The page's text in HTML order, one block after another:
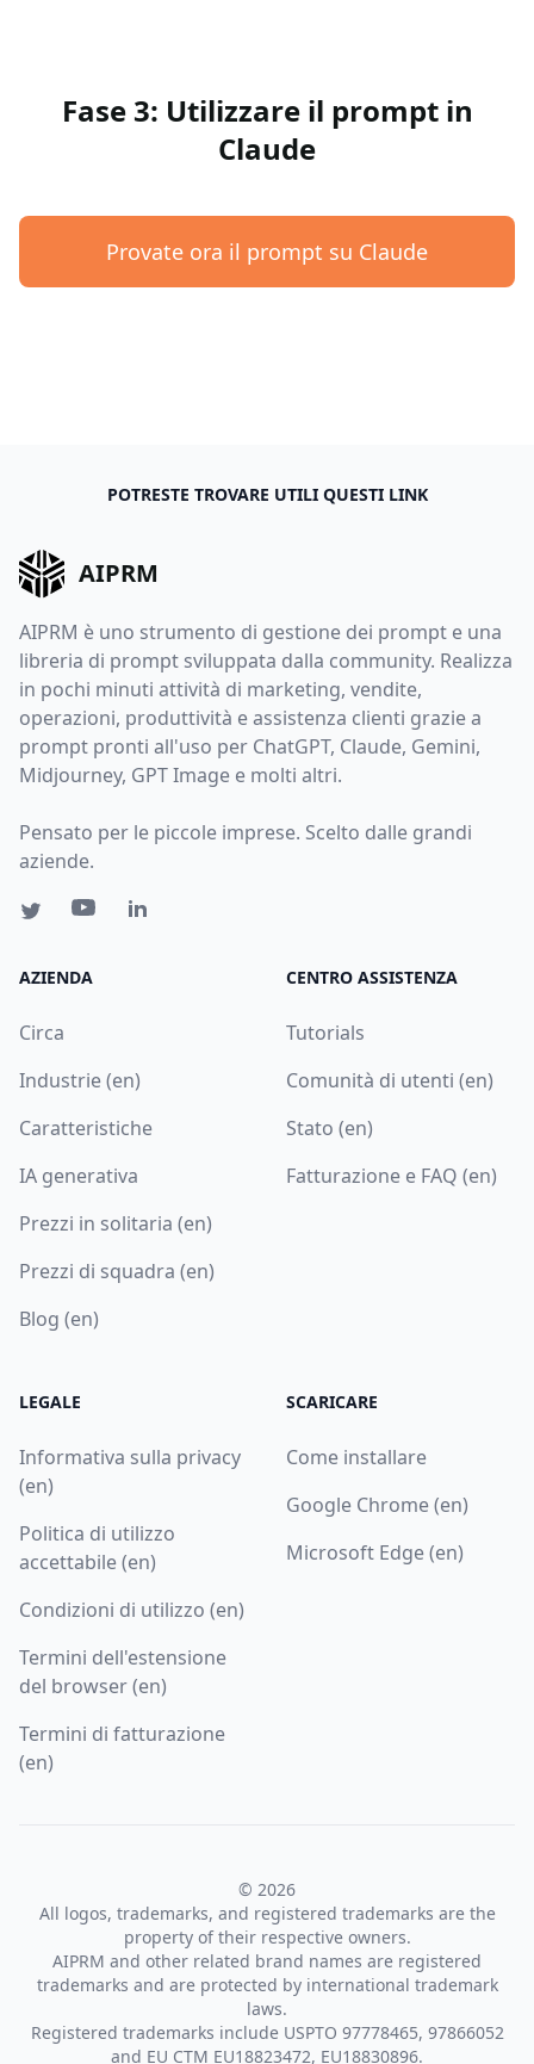
Fase 3: Utilizzare il prompt in
Claude
Provate ora il prompt su Claude
POTRESTE TROVARE UTILI QUESTI LINK
AIPRM
AIPRM è uno strumento di gestione dei prompt e una
libreria di prompt sviluppata dalla community. Realizza
in pochi minuti attività di marketing, vendite,
operazioni, produttività e assistenza clienti grazie a
prompt pronti all'uso per ChatGPT, Claude, Gemini,
Midjourney, GPT Image e molti altri.
Pensato per le piccole imprese. Scelto dalle grandi
aziende.
AZIENDA
Circa
Industrie (en)
Caratteristiche
IA generativa
Prezzi in solitaria (en)
Prezzi di squadra (en)
Blog (en)
CENTRO ASSISTENZA
Tutorials
Comunità di utenti (en)
Stato (en)
Fatturazione e FAQ (en)
LEGALE
Informativa sulla privacy
(en)
Politica di utilizzo
accettabile (en)
Condizioni di utilizzo (en)
Termini dell'estensione
del browser (en)
Termini di fatturazione
(en)
SCARICARE
Come installare
Google Chrome (en)
Microsoft Edge (en)
© 2026
All logos, trademarks, and registered trademarks are the
property of their respective owners.
AIPRM and other related brand names are registered
trademarks and are protected by international trademark
laws.
Registered trademarks include USPTO 97778465, 97866052
and EU CTM EU18823472, EU18830896.